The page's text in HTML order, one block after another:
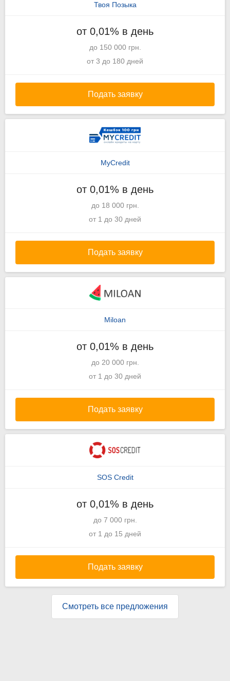
Твоя Позыка
от 0,01% в день
до 150 000 грн.
от 3 до 180 дней
Подать заявку
MyCredit
от 0,01% в день
до 18 000 грн.
от 1 до 30 дней
Подать заявку
Miloan
от 0,01% в день
до 20 000 грн.
от 1 до 30 дней
Подать заявку
SOS Credit
от 0,01% в день
до 7 000 грн.
от 1 до 15 дней
Подать заявку
Смотреть все предложения